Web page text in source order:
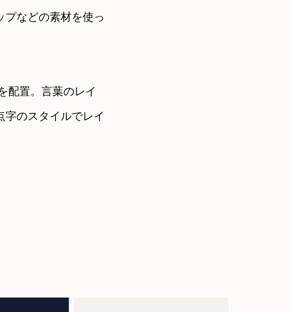
などの素材を使っ
配置。言葉のレイ
のスタイルでレイ